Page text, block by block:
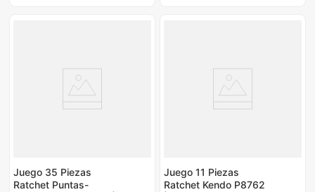
Juego 35 Piezas
Ratchet Puntas-
Juego 11 Piezas
Ratchet Kendo P8762